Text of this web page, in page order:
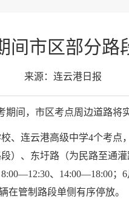
间市区部分路
来源： 连云港日报
间，市区考点周边道路将
、连云港高级中学4个考
）、东圩路（为民路至通
、14:00—18:00
在管制路段单侧有序停放。